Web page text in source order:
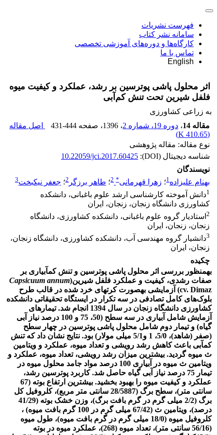
فهرست نشریات
سامانه نشر کتاب
کارگاه‌ها و دوره‌های آموزشی تخصصی
تماس با ما
English
اثر محلول پاشی پوترسین بر رشد، عملکرد و کیفیت میوه
فلفل شیرین تحت تنش کم‌آبی
به زراعی کشاورزی
مقاله 14
، دوره 19، شماره 2 ، 1396 ، صفحه 431-444
اصل مقاله
(
410.65 K
)
نوع مقاله: مقاله پژوهشی
شناسه دیجیتال (DOI):
10.22059/jci.2017.60425
نویسندگان
بهنام علیزاده1؛ زهرا قهرمانی*
2؛ طاهر برزگر 2؛ جعفر نیکبخت3
1دانش آموخته کارشناسی ارشد علوم باغبانی، دانشکده
کشاورزی دانشگاه زنجان، زنجان، ایران
2 استادیار گروه علوم باغبانی، دانشکده کشاورزی، دانشگاه
زنجان، زنجان، ایران
3دانشیار گروه مهندسی آب، دانشکده کشاورزی، دانشگاه زنجان،
زنجان، ایران
چکیده
به‏منظور بررسی اثر محلول پاشی پوترسین و تنش کم­آبیاری بر
صفات رشدی، کیفیت و عملکرد فلفل شیرین(Capsicuum annum
cv. Dimaz) آزمایشی به‏صورت کرت­های خرد شده در قالب طرح
بلوک‌­های کامل تصادفی در سه تکرار در ایستگاه تحقیقاتی دانشکده
کشاورزی دانشگاه زنجان در سال 1394 انجام شد. تیمار­های
آزمایش شامل آبیاری در سه سطح (50، 75 و 100 درصد نیاز آبی
گیاه) و تیمار دوم شامل محلول ­پاشی پوترسین در چهار سطح
(صفر (شاهد)، 5/0، 1 و5/1 میلی مولار) بود. نتایج نشان داد که تنش
کم­آبی باعث کاهش رشد رویشی و تعداد میوه، عملکرد و ویتامین
ث میوه گردید. بیشترین میزان رشد رویشی، تعداد میوه، عملکرد و
ویتامین ث میوه در آبیاری 100 درصد مواد جامد محلول میوه در
تیمار 75 درصد نیاز آبی گیاه حاصل شد. کاربرد پوترسین رشد،
عملکرد و کیفیت میوه را بهبود بخشید. بیشترین ارتفاع بوته (67
سانتی متر)، سطح برگ (28/5887 سانتی متر مربع)، کلروفیل کل
برگ (2/2 میلی گرم در گرم بافت برگ)، وزن خشک بوته (41/29
درصد)، ویتامین ث (67/42 میلی گرم در 100 گرم بافت میوه) ،
کلروفیل میوه (18/0 میلی گرم در گرم بافت میوه)، طول میوه
(56/16 سانتی متر)، تعداد میوه (268)، عملکرد میوه در بوته